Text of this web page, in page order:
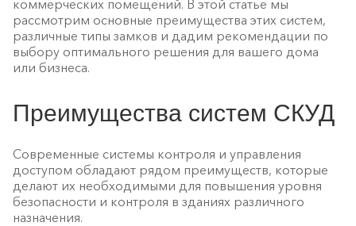
коммерческих помещений. В этой статье мы
рассмотрим основные преимущества этих систем,
различные типы замков и дадим рекомендации по
выбору оптимального решения для вашего дома
или бизнеса.
Преимущества систем СКУД
Современные системы контроля и управления
доступом обладают рядом преимуществ, которые
делают их необходимыми для повышения уровня
безопасности и контроля в зданиях различного
назначения.